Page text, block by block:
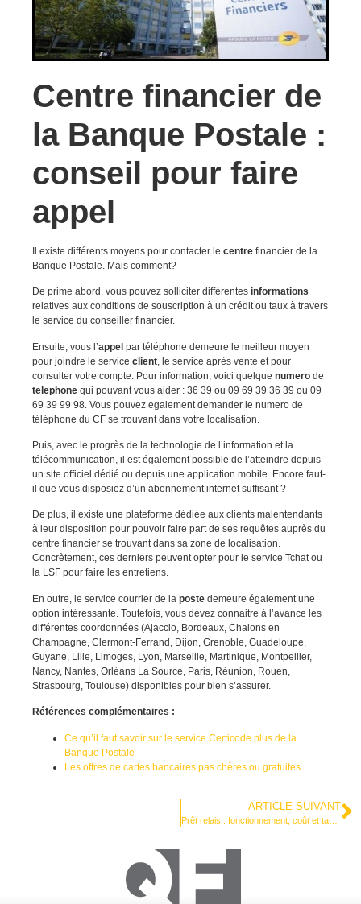
Centre financier de
la Banque Postale :
conseil pour faire
appel
Il existe différents moyens pour contacter le centre financier de la
Banque Postale. Mais comment?
De prime abord, vous pouvez solliciter différentes informations
relatives aux conditions de souscription à un crédit ou taux à travers
le service du conseiller financier.
Ensuite, vous l’appel par téléphone demeure le meilleur moyen
pour joindre le service client , le service après vente et pour
consulter votre compte. Pour information, voici quelque numero de
telephone qui pouvant vous aider : 36 39 ou 09 69 39 36 39 ou 09
69 39 99 98. Vous pouvez egalement demander le numero de
téléphone du CF se trouvant dans votre localisation.
Puis, avec le progrès de la technologie de l’information et la
télécommunication, il est également possible de l’atteindre depuis
un site officiel dédié ou depuis une application mobile. Encore faut-
il que vous disposiez d’un abonnement internet suffisant ?
De plus, il existe une plateforme dédiée aux clients malentendants
à leur disposition pour pouvoir faire part de ses requêtes auprès du
centre financier se trouvant dans sa zone de localisation.
Concrètement, ces derniers peuvent opter pour le service Tchat ou
la LSF pour faire les entretiens.
En outre, le service courrier de la poste demeure également une
option intéressante. Toutefois, vous devez connaitre à l’avance les
différentes coordonnées (Ajaccio, Bordeaux, Chalons en
Champagne, Clermont-Ferrand, Dijon, Grenoble, Guadeloupe,
Guyane, Lille, Limoges, Lyon, Marseille, Martinique, Montpellier,
Nancy, Nantes, Orléans La Source, Paris, Réunion, Rouen,
Strasbourg, Toulouse) disponibles pour bien s’assurer.
Références complémentaires :
Ce qu’il faut savoir sur le service Certicode plus de la
Banque Postale
Les offres de cartes bancaires pas chères ou gratuites
ARTICLE SUIVANT
Prêt relais : fonctionnement, coût et taux d’intérêt.